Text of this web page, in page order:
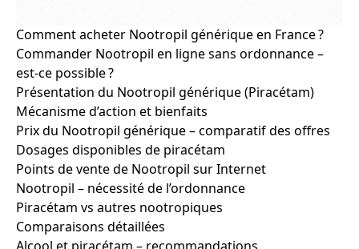
Comment acheter Nootropil générique en France ?
Commander Nootropil en ligne sans ordonnance –
est-ce possible ?
Présentation du Nootropil générique (Piracétam)
Mécanisme d’action et bienfaits
Prix du Nootropil générique – comparatif des offres
Dosages disponibles de piracétam
Points de vente de Nootropil sur Internet
Nootropil – nécessité de l’ordonnance
Piracétam vs autres nootropiques
Comparaisons détaillées